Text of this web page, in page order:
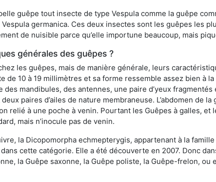
guêpe tout insecte de type Vespula comme la guêpe
germanica. Ces deux insectes sont les guêpes les
de nuisible parce qu’elle importune beaucoup, mais
générales des guêpes ?
les guêpes, mais de manière générale, leurs
de 10 à 19 millimètres et sa forme ressemble assez bien à
mandibules, des antennes, une paire d’yeux
paires d’ailes de nature membraneuse. L’abdomen de
relié à une poche à venin. Pourtant les Guêpes à galles,
mais n’inocule pas de venin.
la Dicopomorpha echmepterygis, appartenant à la famille
cette catégorie. Elle a été découverte en 2007. Donc
la Guêpe saxonne, la Guêpe poliste, la Guêpe-frelon, ou